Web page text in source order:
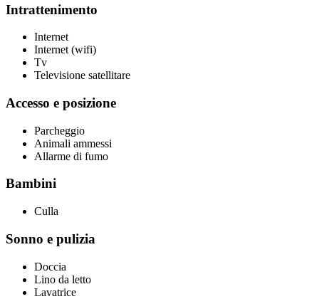
Intrattenimento
Internet
Internet (wifi)
Tv
Televisione satellitare
Accesso e posizione
Parcheggio
Animali ammessi
Allarme di fumo
Bambini
Culla
Sonno e pulizia
Doccia
Lino da letto
Lavatrice